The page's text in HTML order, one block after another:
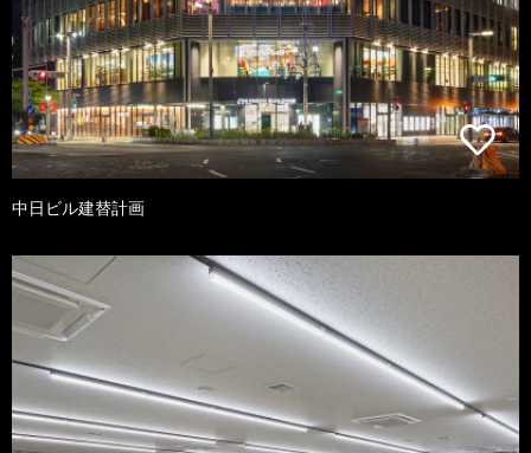
中日ビル建替計画